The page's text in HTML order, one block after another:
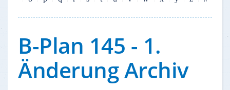
B-Plan 145 - 1.
Änderung Archiv